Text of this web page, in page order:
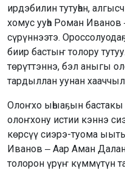
ирдэбилин тутуһан,
хомус ууһа Роман
сүрүннээтэ.
биир бастыҥ толору
төрүттэннэ, бэл аныгы
тардыллан уунан
Олоҥхо ыһыаҕын бастакы
олоҥхону истии кэннэ
көрсүү сиэрэ-туома
Иванов ‒ Аар Аман
толорон үрүҥ күммүтүн